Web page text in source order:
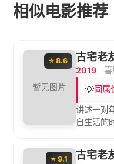
相似电影推荐
⭐ 8.6 古宅老
2019 喜
💡同属
讲述一对
自生活的
⭐ 9.1 古宅老